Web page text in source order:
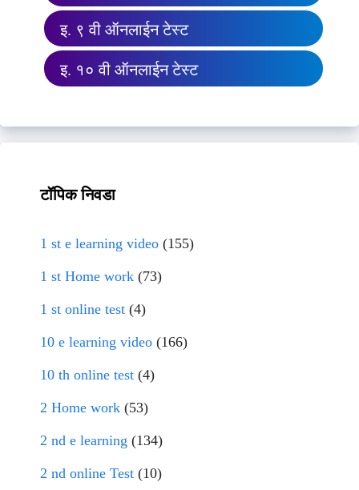
इ. ९ वी ऑनलाईन टेस्ट
इ. १० वी ऑनलाईन टेस्ट
टॉपिक निवडा
1 st e learning video (155)
1 st Home work (73)
1 st online test (4)
10 e learning video (166)
10 th online test (4)
2 Home work (53)
2 nd e learning (134)
2 nd online Test (10)